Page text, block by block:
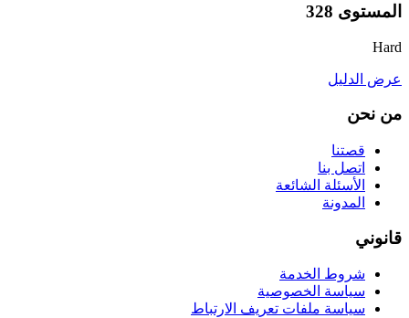
المستوى 328
Hard
عرض الدليل
من نحن
قصتنا
اتصل بنا
الأسئلة الشائعة
المدونة
قانوني
شروط الخدمة
سياسة الخصوصية
سياسة ملفات تعريف الارتباط